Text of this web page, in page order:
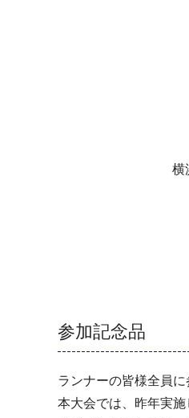
横
参加記念品
ランナーの皆様全員
本大会では、昨年実